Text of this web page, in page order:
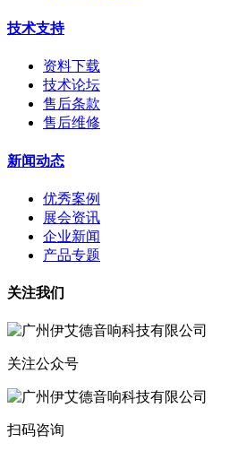
技术支持
资料下载
技术论坛
售后条款
售后维修
新闻动态
优秀案例
展会资讯
企业新闻
产品专题
关注我们
关注公众号
扫码咨询